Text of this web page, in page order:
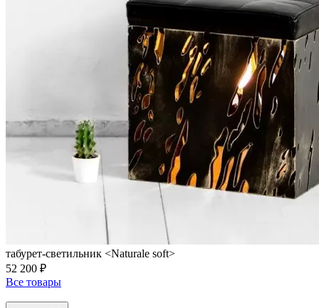
табурет-светильник <Naturale soft>
52 200 ₽
Все товары